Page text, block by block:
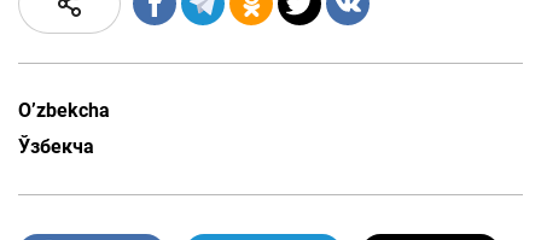
O’zbekcha
Ўзбекча